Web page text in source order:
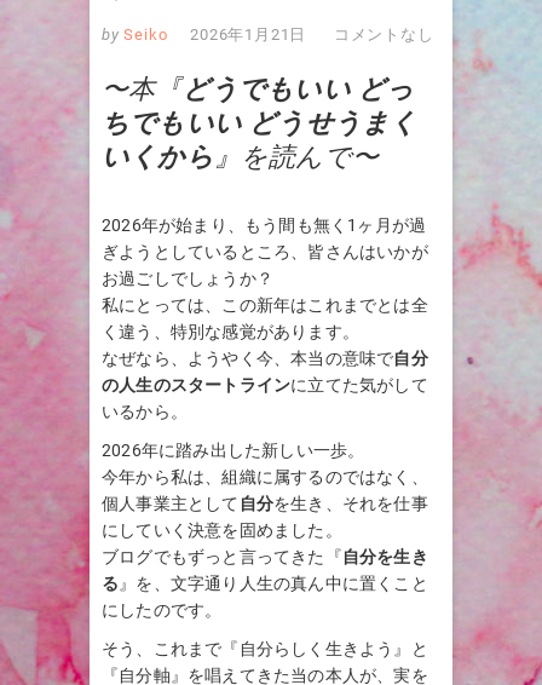
by Seiko 2026年1月21日 コメントなし
〜本『どうでもいい どっ
ちでもいい どうせうまく
いくから』を読んで〜
2026年が始まり、もう間も無く1ヶ月が過
ぎようとしているところ、皆さんはいかが
お過ごしでしょうか？
私にとっては、この新年はこれまでとは全
く違う、特別な感覚があります。
なぜなら、ようやく今、本当の意味で自分
の人生のスタートラインに立てた気がして
いるから。
2026年に踏み出した新しい一歩。
今年から私は、組織に属するのではなく、
個人事業主として 自分を生き、それを仕事
にしていく決意を固めました。
ブログでもずっと言ってきた『自分を生き
る 』を、文字通り人生の真ん中に置くこと
にしたのです。
そう、これまで『自分らしく生きよう』と
『自分軸』を唱えてきた当の本人が、実を